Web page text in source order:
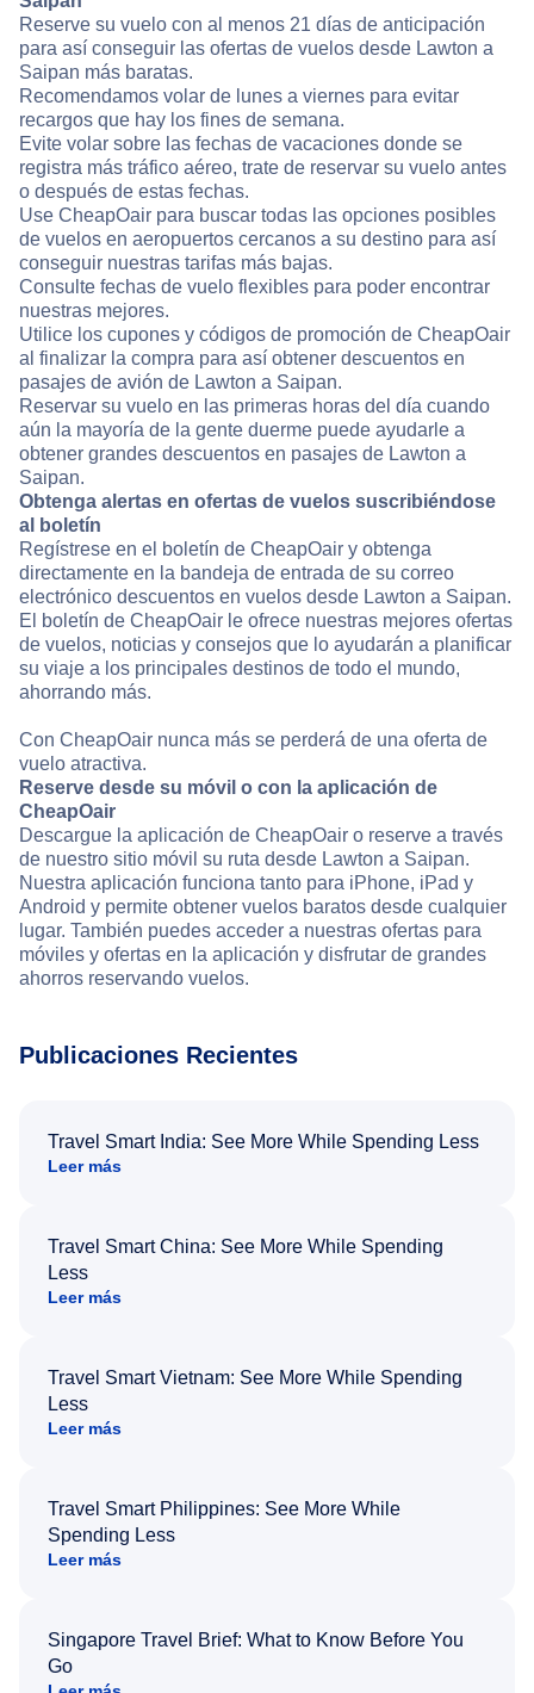
Reserve su vuelo con al menos 21 días de anticipación
para así conseguir las ofertas de vuelos desde Lawton a
Saipan más baratas.
Recomendamos volar de lunes a viernes para evitar
recargos que hay los fines de semana.
Evite volar sobre las fechas de vacaciones donde se
registra más tráfico aéreo, trate de reservar su vuelo antes
o después de estas fechas.
Use CheapOair para buscar todas las opciones posibles
de vuelos en aeropuertos cercanos a su destino para así
conseguir nuestras tarifas más bajas.
Consulte fechas de vuelo flexibles para poder encontrar
nuestras mejores.
Utilice los cupones y códigos de promoción de CheapOair
al finalizar la compra para así obtener descuentos en
pasajes de avión de Lawton a Saipan.
Reservar su vuelo en las primeras horas del día cuando
aún la mayoría de la gente duerme puede ayudarle a
obtener grandes descuentos en pasajes de Lawton a
Saipan.
Obtenga alertas en ofertas de vuelos suscribiéndose
al boletín
Regístrese en el boletín de CheapOair y obtenga
directamente en la bandeja de entrada de su correo
electrónico descuentos en vuelos desde Lawton a Saipan.
El boletín de CheapOair le ofrece nuestras mejores ofertas
de vuelos, noticias y consejos que lo ayudarán a planificar
su viaje a los principales destinos de todo el mundo,
ahorrando más.
Con CheapOair nunca más se perderá de una oferta de
vuelo atractiva.
Reserve desde su móvil o con la aplicación de
CheapOair
Descargue la aplicación de CheapOair o reserve a través
de nuestro sitio móvil su ruta desde Lawton a Saipan.
Nuestra aplicación funciona tanto para iPhone, iPad y
Android y permite obtener vuelos baratos desde cualquier
lugar. También puedes acceder a nuestras ofertas para
móviles y ofertas en la aplicación y disfrutar de grandes
ahorros reservando vuelos.
Publicaciones Recientes
Travel Smart India: See More While Spending Less
Leer más
Travel Smart China: See More While Spending
Less
Leer más
Travel Smart Vietnam: See More While Spending
Less
Leer más
Travel Smart Philippines: See More While
Spending Less
Leer más
Singapore Travel Brief: What to Know Before You
Go